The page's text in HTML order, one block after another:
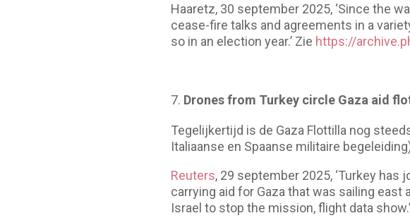
Haaretz, 30 september 2025, ‘Since the
cease-fire talks and agreements in a
so in an election year.’ Zie https://
Drones from Turkey circle Gaza aid
Tegelijkertijd is de Gaza Flottilla nog
Italiaanse en Spaanse militaire
Reuters, 29 september 2025, ‘Turkey has
carrying aid for Gaza that was sailing
Israel to stop the mission, flight data